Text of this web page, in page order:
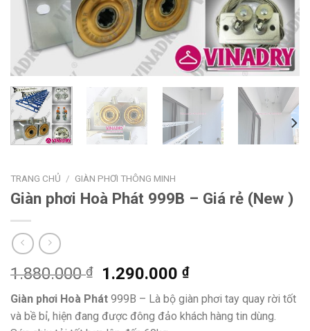
TRANG CHỦ / GIÀN PHƠI THÔNG MINH
Giàn phơi Hoà Phát 999B – Giá rẻ (New )
1.880.000₫ 1.290.000₫
Giàn phơi Hoà Phát 999B – Là bộ giàn phơi tay quay rời tốt
và bề bỉ, hiện đang được đông đảo khách hàng tin dùng.